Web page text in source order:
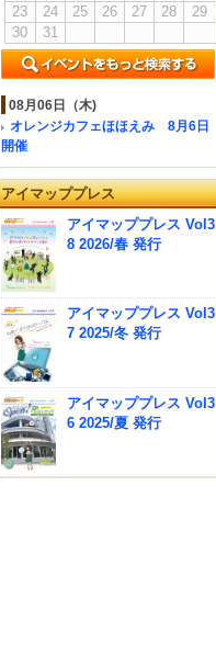
23
24 25 26 27 28
29
30
31
08月06日（木)
オレンジカフェほほえみ 8月6日
開催
アイマッププレス
アイマッププレス Vol3
8 2026/春 発行
アイマッププレス Vol3
7 2025/冬 発行
アイマッププレス Vol3
6 2025/夏 発行